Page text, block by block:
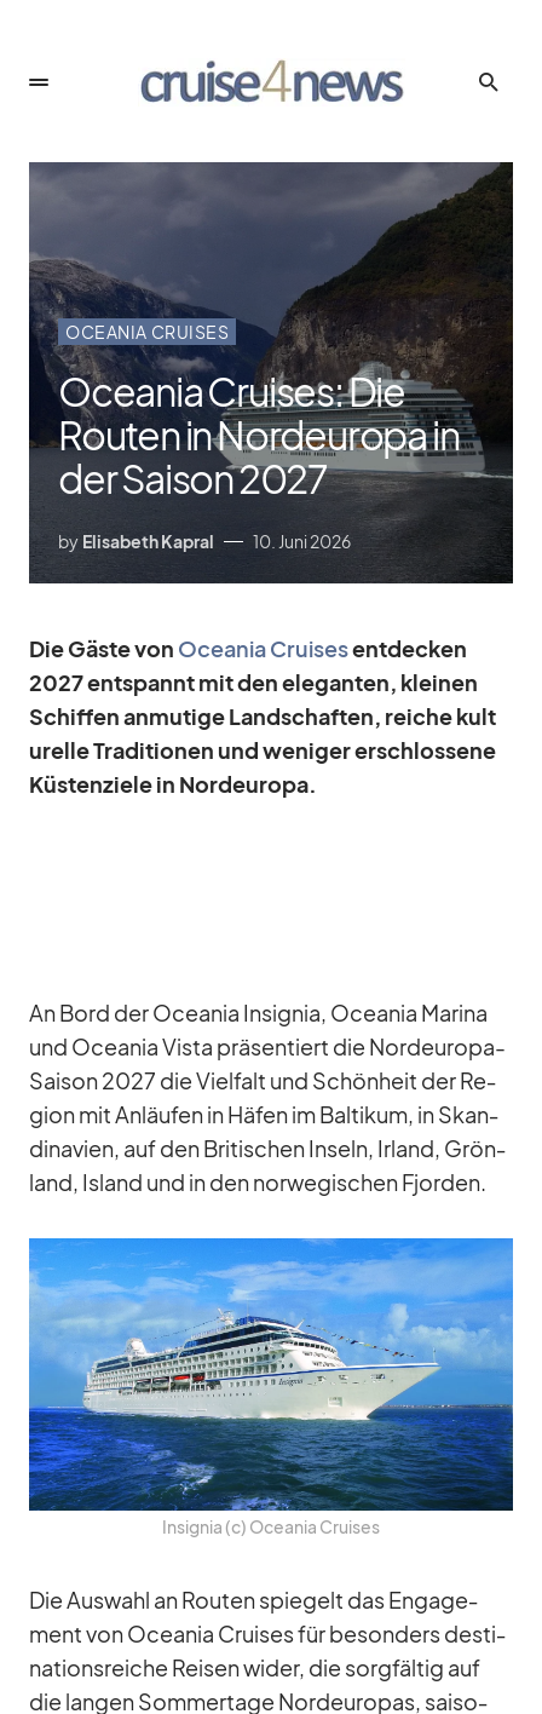
OCEANIA CRUISES
Oceania Cruises: Die
Routen in Nordeuropa in
der Saison 2027
by Elisabeth Kapral 10. Juni 2026
Die Gäste von Ocea­nia Crui­sesent­de­cken
2027 ent­spannt mit den ele­gan­ten, klei­nen
Schif­fen an­mu­tige Land­schaf­ten, rei­che kul­t
u­relle Tra­di­tio­nen und we­ni­ger er­schlos­sene
Küs­ten­ziele in Nord­eu­ropa.
An Bord der Ocea­nia In­si­gnia, Ocea­nia Ma­rina
und Ocea­nia Vista prä­sen­tiert die Nord­eu­ropa-
Sai­son 2027 die Viel­falt und Schön­heit der Re­
gion mit An­läu­fen in Hä­fen im Bal­ti­kum, in Skan­
di­na­vien, auf den Bri­ti­schen In­seln, Ir­land, Grön­
land, Is­land und in den nor­we­gi­schen Fjor­den.
In­si­gnia (c) Ocea­nia Crui­ses
Die Aus­wahl an Rou­ten spie­gelt das En­ga­ge­
ment von Ocea­nia Crui­ses für be­son­ders de­sti­
na­ti­ons­rei­che Rei­sen wi­der, die sorg­fäl­tig auf
die lan­gen Som­mer­tage Nord­eu­ro­pas, sai­so­